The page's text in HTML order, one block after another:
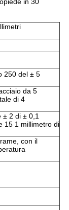
in 30
250 del ± 5
da 5
di 4
± 2 di ± 0,1
15 1 millimetro di
con il